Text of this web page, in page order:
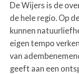
De Wijers is de
de hele regio. Op
kunnen
eigen tempo
van
geeft aan een